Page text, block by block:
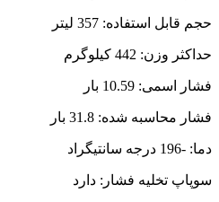
حجم قابل استفاده: 357 لیتر
حداکثر وزن: 442 کیلوگرم
فشار اسمی: 10.59 بار
فشار محاسبه شده: 31.8 بار
دما: -196 درجه سانتیگراد
سوپاپ تخلیه فشار: دارد